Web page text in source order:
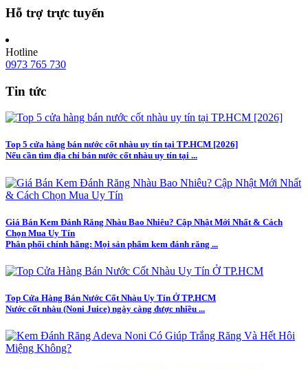
Hỗ trợ trực tuyến
Hotline
0973 765 730
Tin tức
Top 5 cửa hàng bán nước cốt nhàu uy tín tại TP.HCM [2026]
Nếu cần tìm địa chỉ bán nước cốt nhàu uy tín tại ...
Giá Bán Kem Đánh Răng Nhàu Bao Nhiêu? Cập Nhật Mới Nhất & Cách
Chọn Mua Uy Tín
Phân phối chính hãng: Mọi sản phẩm kem đánh răng ...
Top Cửa Hàng Bán Nước Cốt Nhàu Uy Tín Ở TP.HCM
Nước cốt nhàu (Noni Juice) ngày càng được nhiều ...